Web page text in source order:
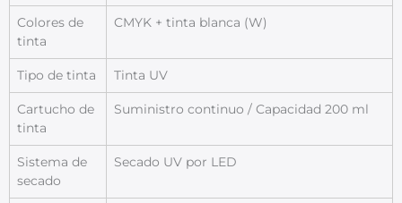
Colores de
tinta
CMYK + tinta blanca (W)
Tipo de tinta Tinta UV
Cartucho de
tinta
Suministro continuo / Capacidad 200 ml
Sistema de
secado
Secado UV por LED